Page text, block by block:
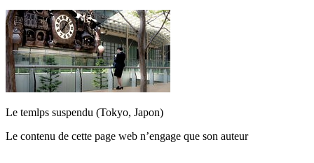
Le temlps suspendu (Tokyo, Japon)
Le contenu de cette page web n’engage que son auteur